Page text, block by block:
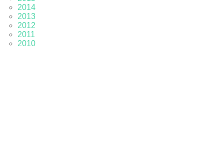
2014
2013
2012
2011
2010